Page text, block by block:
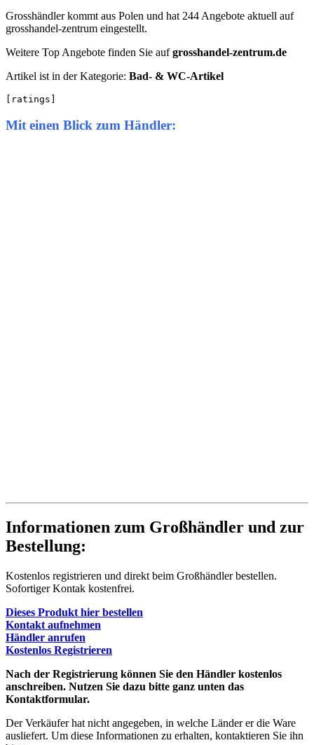
Grosshändler kommt aus Polen und hat 244 Angebote aktuell auf
grosshandel-zentrum eingestellt.
Weitere Top Angebote finden Sie aufgrosshandel-zentrum.de
Artikel ist in der Kategorie: Bad- & WC-Artikel
[ratings]
Mit einen Blick zum Händler:
Informationen zum Großhändler und zur
Bestellung:
Kostenlos registrieren und direkt beim Großhändler bestellen.
Sofortiger Kontak kostenfrei.
Dieses Produkt hier bestellen
Kontakt aufnehmen
Händler anrufen
Kostenlos Registrieren
Nach der Registrierung können Sie den Händler kostenlos
anschreiben. Nutzen Sie dazu bitte ganz unten das
Kontaktformular.
Der Verkäufer hat nicht angegeben, in welche Länder er die Ware
ausliefert. Um diese Informationen zu erhalten, kontaktieren Sie ihn